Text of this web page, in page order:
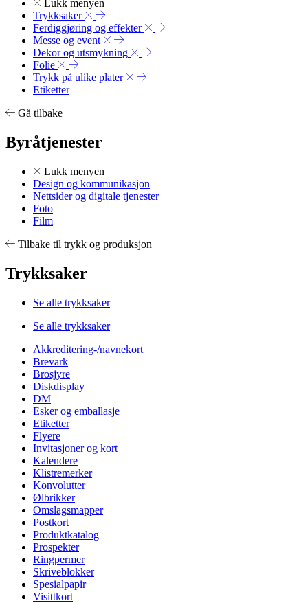
Lukk menyen
Trykksaker
Ferdiggjøring og effekter
Messe og event
Dekor og utsmykning
Folie
Trykk på ulike plater
Etiketter
Gå tilbake
Byråtjenester
Lukk menyen
Design og kommunikasjon
Nettsider og digitale tjenester
Foto
Film
Tilbake til trykk og produksjon
Trykksaker
Se alle trykksaker
Se alle trykksaker
Akkreditering-/navnekort
Brevark
Brosjyre
Diskdisplay
DM
Esker og emballasje
Etiketter
Flyere
Invitasjoner og kort
Kalendere
Klistremerker
Konvolutter
Ølbrikker
Omslagsmapper
Postkort
Produktkatalog
Prospekter
Ringpermer
Skriveblokker
Spesialpapir
Visittkort